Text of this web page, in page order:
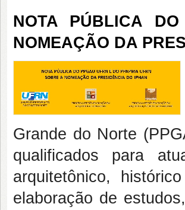
NOTA PÚBLICA
NOMEAÇÃO DA
Grande do Norte
qualificados para
arquitetônico,
elaboração de